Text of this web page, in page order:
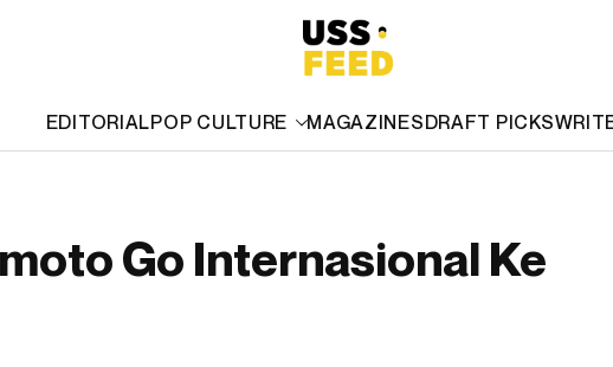
EDITORIALPOP CULTURE MAGAZINESDRAFT PICKS
Go Internasional Ke